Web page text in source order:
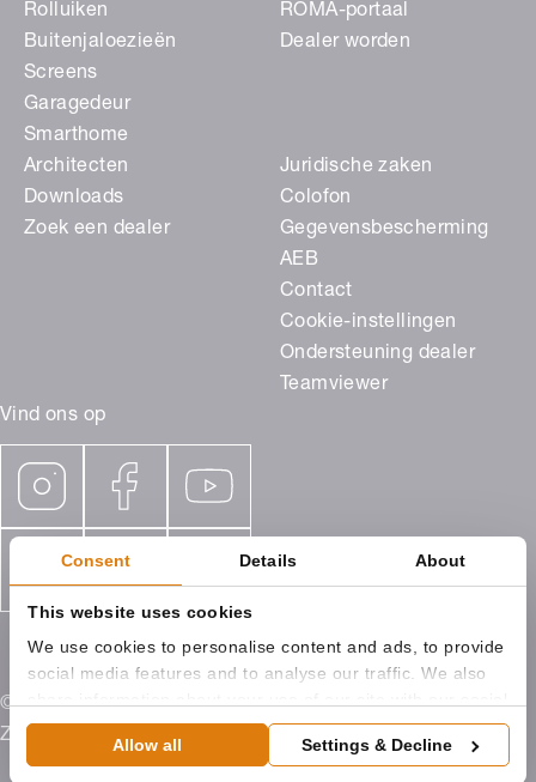
Consent Details About
This website uses cookies
We use cookies to personalise content and ads, to provide
social media features and to analyse our traffic. We also
media, advertising and analytics partners who may
combine it with other information that you’ve provided to
Allow all Settings & Decline
Vind ons op
Rolluiken
Buitenjaloezieën
Screens
Garagedeur
Smarthome
ROMA-portaal
Dealer worden
Architecten
Downloads
Zoek een dealer
Juridische zaken
Colofon
Gegevensbescherming
AEB
Contact
Cookie-instellingen
Ondersteuning dealer
Teamviewer
© 2026 ROMA Benelux, Campagneweg 9 4761 RM
Zevenbergen